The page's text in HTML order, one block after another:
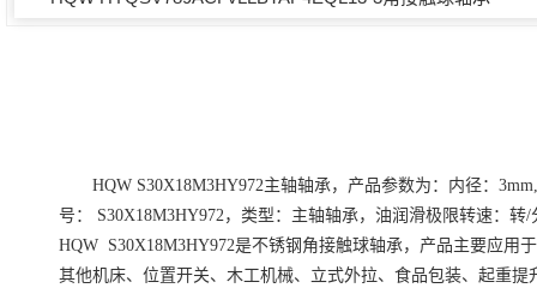
HQW S30X18M3HY972主轴轴承，产品参数为：内径：
号： S30X18M3HY972，类型：主轴轴承，油润滑极限转速：
HQW S30X18M3HY972是不锈钢角接触球轴承，产品主要应用
其他机床、位置开关、木工机械、立式外拉、食品包装、起重